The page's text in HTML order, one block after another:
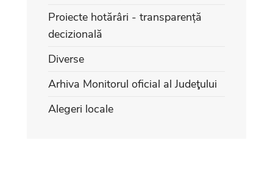
Proiecte hotărâri - transparență
decizională
Diverse
Arhiva Monitorul oficial al Judeţului
Alegeri locale